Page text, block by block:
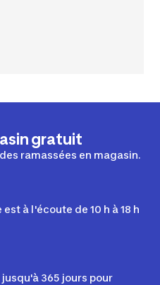
gratuit
ramassées en magasin.
à l'écoute de 10 h à 18 h
365 jours pour